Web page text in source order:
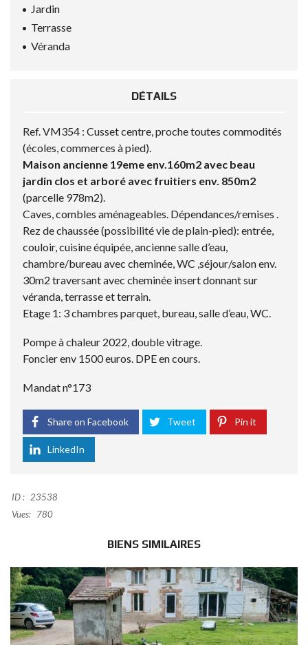
Jardin
Terrasse
Véranda
DÉTAILS
Ref. VM354 : Cusset centre, proche toutes commodités
(écoles, commerces à pied).
Maison ancienne 19eme env.160m2 avec beau
jardin clos et arboré avec fruitiers env. 850m2
(parcelle 978m2).
Caves, combles aménageables. Dépendances/remises .
Rez de chaussée (possibilité vie de plain-pied): entrée,
couloir, cuisine équipée, ancienne salle d’eau,
chambre/bureau avec cheminée, WC ,séjour/salon env.
30m2 traversant avec cheminée insert donnant sur
véranda, terrasse et terrain.
Etage 1: 3 chambres parquet, bureau, salle d’eau, WC.
Pompe à chaleur 2022, double vitrage.
Foncier env 1500 euros. DPE en cours.
Mandat n°173
Share on Facebook Tweet Pin it
LinkedIn
ID : 23538
Vues: 780
BIENS SIMILAIRES